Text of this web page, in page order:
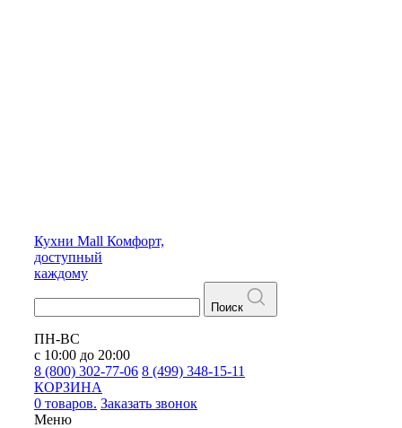
Кухни Mall Комфорт,
доступный
каждому
Поиск
ПН-ВС
с 10:00 до 20:00
8 (800) 302-77-06 8 (499) 348-15-11
КОРЗИНА
0 товаров. Заказать звонок
Меню